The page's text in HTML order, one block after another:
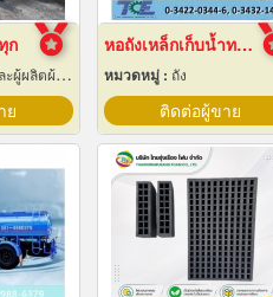
ก
ผลิตผ้าใบ
ย
หอถังเหล็กเก็บน้ำทรงกลม
หมวดหมู่ : ถัง
ติดต่อผู้ขาย